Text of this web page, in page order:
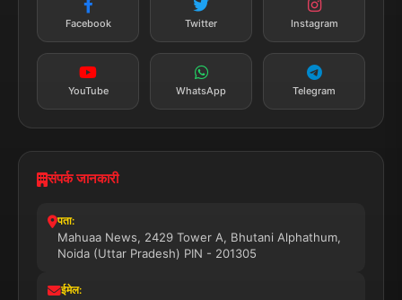
सब्सक्राइब करें
Facebook Twitter Instagram
YouTube WhatsApp Telegram
संपर्क जानकारी
पता:
Mahuaa News, 2429 Tower A, Bhutani Alphathum,
Noida (Uttar Pradesh) PIN - 201305
ईमेल: